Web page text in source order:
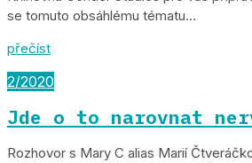
se tomuto obsáhlému tématu...
přečíst
2/2020
Jde o to narovnat
Rozhovor s Mary C alias Marií